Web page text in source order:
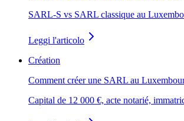
SARL-S vs SARL classique au
Leggi l'articolo
Création
Comment créer une SARL au
Capital de 12 000 €, acte notarié,